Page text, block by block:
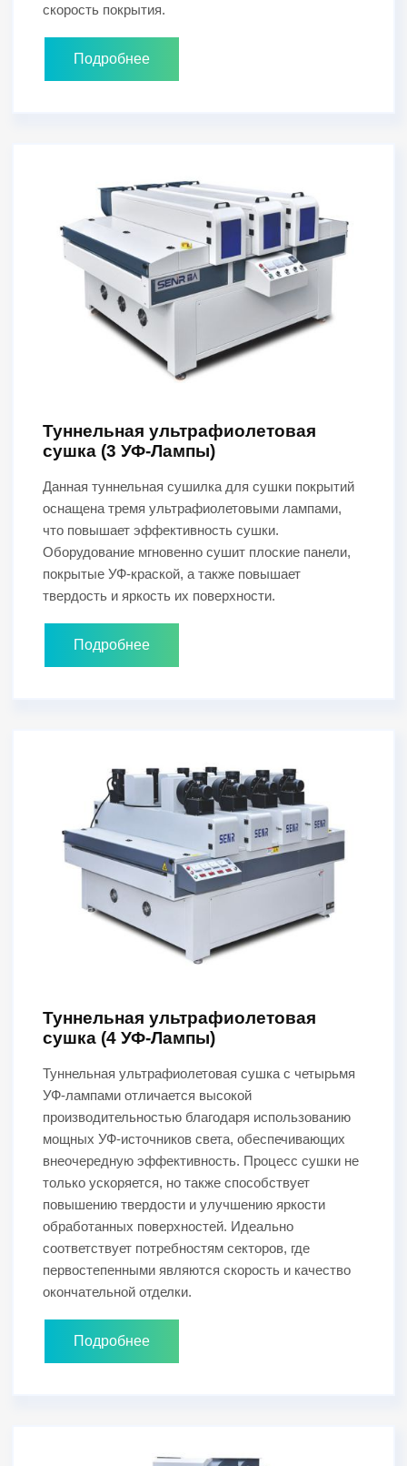
скорость покрытия.
Подробнее
Туннельная ультрафиолетовая
сушка (3 УФ-Лампы)
Данная туннельная сушилка для сушки покрытий
оснащена тремя ультрафиолетовыми лампами,
что повышает эффективность сушки.
Оборудование мгновенно сушит плоские панели,
покрытые УФ-краской, а также повышает
твердость и яркость их поверхности.
Подробнее
Туннельная ультрафиолетовая
сушка (4 УФ-Лампы)
Туннельная ультрафиолетовая сушка с четырьмя
УФ-лампами отличается высокой
производительностью благодаря использованию
мощных УФ-источников света, обеспечивающих
внеочередную эффективность. Процесс сушки не
только ускоряется, но также способствует
повышению твердости и улучшению яркости
обработанных поверхностей. Идеально
соответствует потребностям секторов, где
первостепенными являются скорость и качество
окончательной отделки.
Подробнее